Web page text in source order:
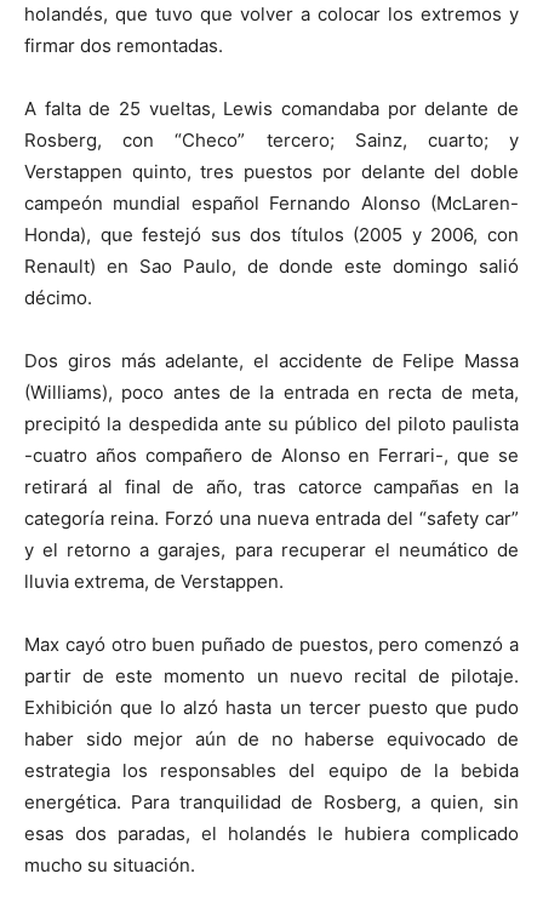
holandés, que tuvo que volver a colocar los extremos y
firmar dos remontadas.
A falta de 25 vueltas, Lewis comandaba por delante de
Rosberg, con “Checo” tercero; Sainz, cuarto; y
Verstappen quinto, tres puestos por delante del doble
campeón mundial español Fernando Alonso (McLaren-
Honda), que festejó sus dos títulos (2005 y 2006, con
Renault) en Sao Paulo, de donde este domingo salió
décimo.
Dos giros más adelante, el accidente de Felipe Massa
(Williams), poco antes de la entrada en recta de meta,
precipitó la despedida ante su público del piloto paulista
-cuatro años compañero de Alonso en Ferrari-, que se
retirará al final de año, tras catorce campañas en la
categoría reina. Forzó una nueva entrada del “safety car”
y el retorno a garajes, para recuperar el neumático de
lluvia extrema, de Verstappen.
Max cayó otro buen puñado de puestos, pero comenzó a
partir de este momento un nuevo recital de pilotaje.
Exhibición que lo alzó hasta un tercer puesto que pudo
haber sido mejor aún de no haberse equivocado de
estrategia los responsables del equipo de la bebida
energética. Para tranquilidad de Rosberg, a quien, sin
esas dos paradas, el holandés le hubiera complicado
mucho su situación.